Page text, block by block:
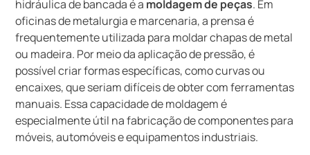
hidráulica de bancada é a moldagem de peças. Em
oficinas de metalurgia e marcenaria, a prensa é
frequentemente utilizada para moldar chapas de metal
ou madeira. Por meio da aplicação de pressão, é
possível criar formas específicas, como curvas ou
encaixes, que seriam difíceis de obter com ferramentas
manuais. Essa capacidade de moldagem é
especialmente útil na fabricação de componentes para
móveis, automóveis e equipamentos industriais.